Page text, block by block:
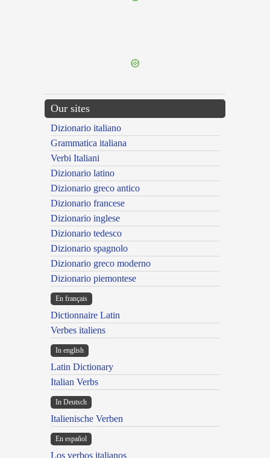
Our sites
Dizionario italiano
Grammatica italiana
Verbi Italiani
Dizionario latino
Dizionario greco antico
Dizionario francese
Dizionario inglese
Dizionario tedesco
Dizionario spagnolo
Dizionario greco moderno
Dizionario piemontese
En français
Dictionnaire Latin
Verbes italiens
In english
Latin Dictionary
Italian Verbs
In Deutsch
Italienische Verben
En español
Los verbos italianos